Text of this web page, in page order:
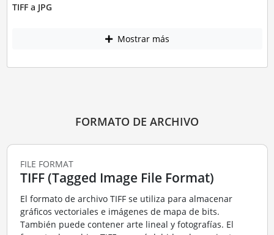
TIFF a JPG
Mostrar más
FORMATO DE ARCHIVO
FILE FORMAT
TIFF (Tagged Image File Format)
El formato de archivo TIFF se utiliza para almacenar
gráficos vectoriales e imágenes de mapa de bits.
También puede contener arte lineal y fotografías. El